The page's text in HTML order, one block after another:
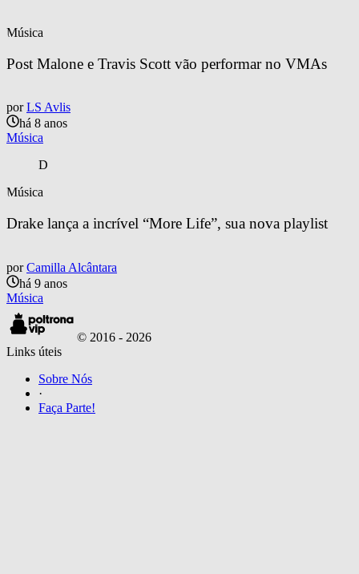
Música
Post Malone e Travis Scott vão performar no VMAs
por LS Avlis
há 8 anos
Música
D
Música
Drake lança a incrível “More Life”, sua nova playlist
por Camilla Alcântara
há 9 anos
Música
© 2016 - 2026
Links úteis
Sobre Nós
·
Faça Parte!